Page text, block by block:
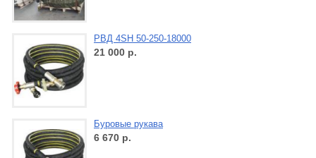
РВД 4SH 50-250-18000
21 000 р.
Буровые рукава
6 670 р.